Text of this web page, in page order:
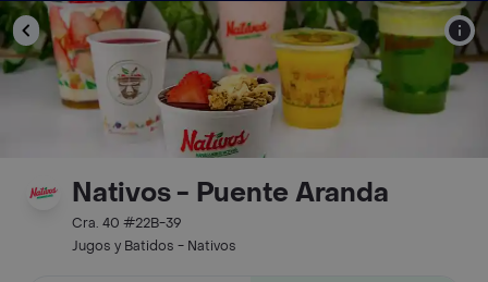
Nativos - Puente Aranda
Cra. 40 #22B-39
Jugos y Batidos - Nativos